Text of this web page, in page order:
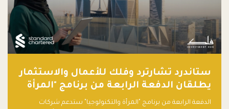
ستاندرد تشارترد وفلك للأعمال والاستثمار
يطلقان الدفعة الرابعة من برنامج "المرأة
والتكنولوجيا" لعام 2026 في المملكة
الدفعة الرابعة من برنامج "المرأة والتكنولوجيا" ستدعم شركات